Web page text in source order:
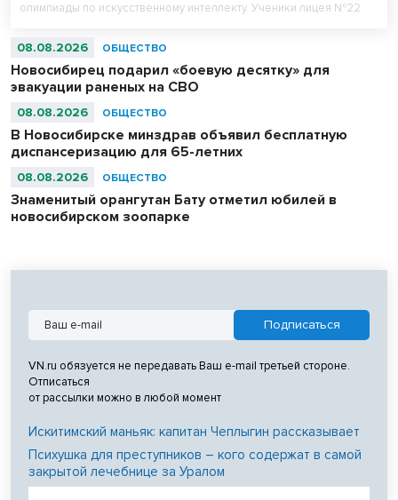
олимпиады по искусственному интеллекту. Ученики лицея №22
абсолютными чемпионами соревнований.
08.08.2026 ОБЩЕСТВО
Новосибирец подарил «боевую десятку» для
эвакуации раненых на СВО
08.08.2026 ОБЩЕСТВО
В Новосибирске минздрав объявил бесплатную
диспансеризацию для 65-летних
08.08.2026 ОБЩЕСТВО
Знаменитый орангутан Бату отметил юбилей в
новосибирском зоопарке
VN.ru обязуется не передавать Ваш e-mail третьей стороне.
Отписаться
от рассылки можно в любой момент
Искитимский маньяк: капитан Чеплыгин рассказывает
Психушка для преступников – кого содержат в самой
закрытой лечебнице за Уралом